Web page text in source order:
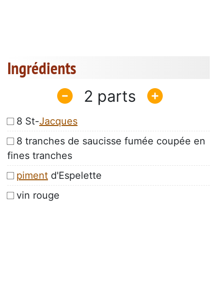
Ingrédients
2
8 St-Jacques
8 tranches de saucisse fumée coupée en
fines tranches
piment d'Espelette
vin rouge